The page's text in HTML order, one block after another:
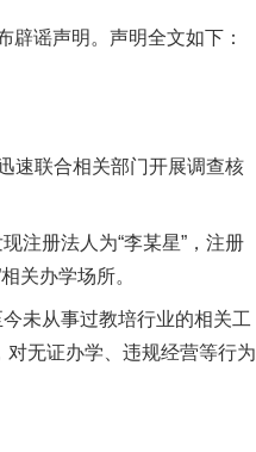
谣声明。声明全文如下：
速联合相关部门开展调查核
注册法人为“李某星”，注册
关办学场所。
未从事过教培行业的相关工
无证办学、违规经营等行为